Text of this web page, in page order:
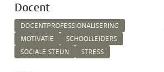
Docent
DOCENTPROFESSIONALISERING
MOTIVATIE
SCHOOLLEIDERS
SOCIALE STEUN
STRESS